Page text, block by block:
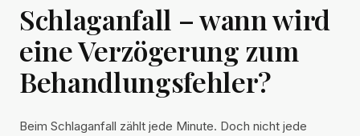
Schlaganfall – wann wird
eine Verzögerung zum
Behandlungsfehler?
Beim Schlaganfall zählt jede Minute. Doch nicht jede